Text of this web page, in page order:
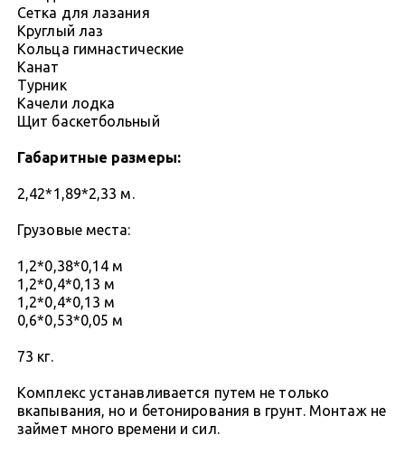
Сетка для лазания
Круглый лаз
Кольца гимнастические
Канат
Турник
Качели лодка
Щит баскетбольный
Габаритные размеры:
2,42*1,89*2,33 м.
Грузовые места:
1,2*0,38*0,14 м
1,2*0,4*0,13 м
1,2*0,4*0,13 м
0,6*0,53*0,05 м
73 кг.
Комплекс устанавливается путем не только
вкапывания, но и бетонирования в грунт. Монтаж не
займет много времени и сил.